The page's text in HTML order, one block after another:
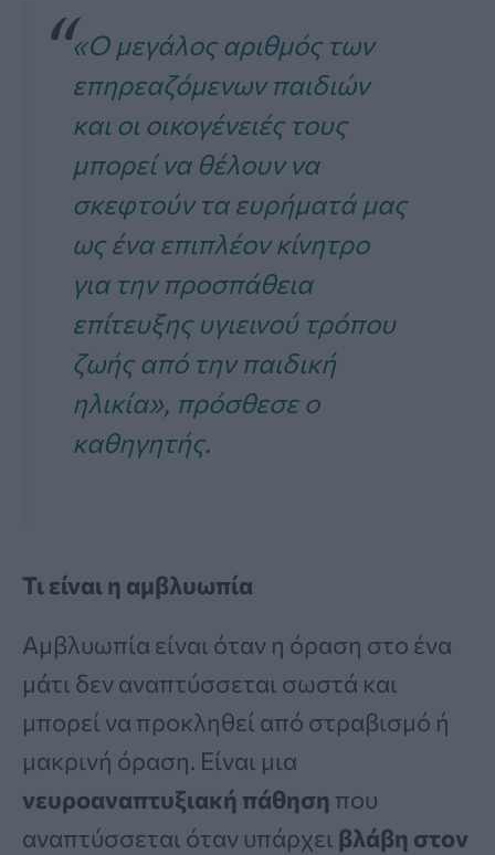
«Ο μεγάλος αριθμός των
επηρεαζόμενων παιδιών
και οι οικογένειές τους
μπορεί να θέλουν να
σκεφτούν τα ευρήματά μας
ως ένα επιπλέον κίνητρο
για την προσπάθεια
επίτευξης υγιεινού τρόπου
ζωής από την παιδική
ηλικία», πρόσθεσε ο
καθηγητής.
Τι είναι η αμβλυωπία
Αμβλυωπία είναι όταν η όραση στο ένα
μάτι δεν αναπτύσσεται σωστά και
μπορεί να προκληθεί από στραβισμό ή
μακρινή όραση. Είναι μια
νευροαναπτυξιακή πάθηση που
αναπτύσσεται όταν υπάρχει βλάβη στον